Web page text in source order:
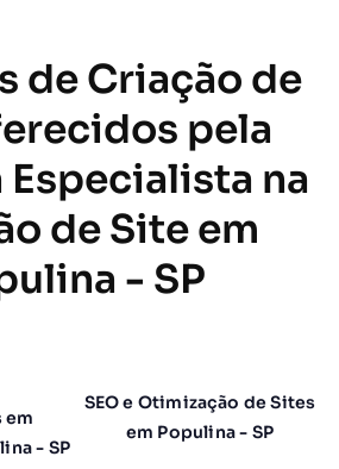
de Criação de
pela
na
de Site em
- SP
em
- SP
SEO e Otimização de Sites
em Populina - SP